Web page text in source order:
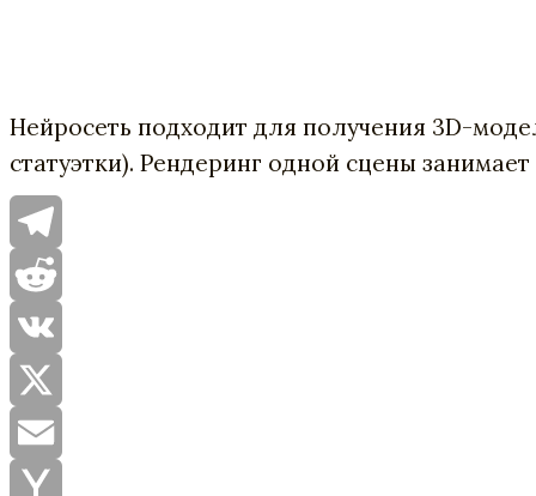
Нейросеть подходит для получения 3D-
статуэтки). Рендеринг одной сцены занимает
Telegram
Reddit
VK
X
Email